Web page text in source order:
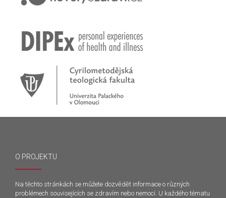
O PROJEKTU
Na těchto stránkách se můžete dozvědět informace o různých
problémech souvisejících se zdravím nebo nemocí. U každého tématu